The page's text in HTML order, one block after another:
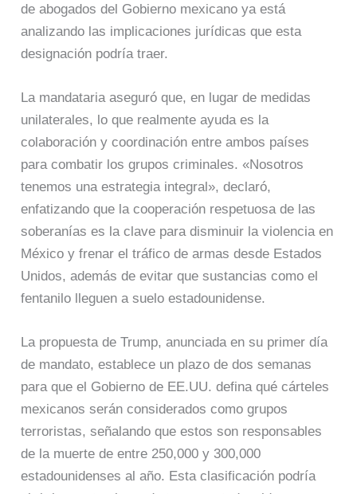
de abogados del Gobierno mexicano ya está
analizando las implicaciones jurídicas que esta
designación podría traer.
La mandataria aseguró que, en lugar de medidas
unilaterales, lo que realmente ayuda es la
colaboración y coordinación entre ambos países
para combatir los grupos criminales. «Nosotros
tenemos una estrategia integral», declaró,
enfatizando que la cooperación respetuosa de las
soberanías es la clave para disminuir la violencia en
México y frenar el tráfico de armas desde Estados
Unidos, además de evitar que sustancias como el
fentanilo lleguen a suelo estadounidense.
La propuesta de Trump, anunciada en su primer día
de mandato, establece un plazo de dos semanas
para que el Gobierno de EE.UU. defina qué cárteles
mexicanos serán considerados como grupos
terroristas, señalando que estos son responsables
de la muerte de entre 250,000 y 300,000
estadounidenses al año. Esta clasificación podría